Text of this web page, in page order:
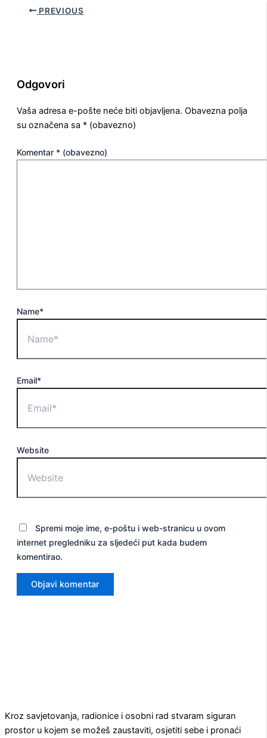
PREVIOUS
Odgovori
Vaša adresa e-pošte neće biti objavljena. Obavezna polja
su označena sa * (obavezno)
Komentar * (obavezno)
Name*
Email*
Website
Spremi moje ime, e-poštu i web-stranicu u ovom
internet pregledniku za sljedeći put kada budem
komentirao.
Kroz savjetovanja, radionice i osobni rad stvaram siguran
prostor u kojem se možeš zaustaviti, osjetiti sebe i pronaći